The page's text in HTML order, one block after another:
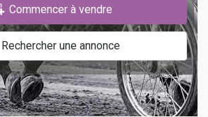
Commencer à vendre
Rechercher une annonce